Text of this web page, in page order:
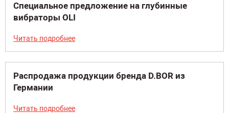
Специальное предложение на глубинные
вибраторы OLI
Читать подробнее
Распродажа продукции бренда D.BOR из
Германии
Читать подробнее